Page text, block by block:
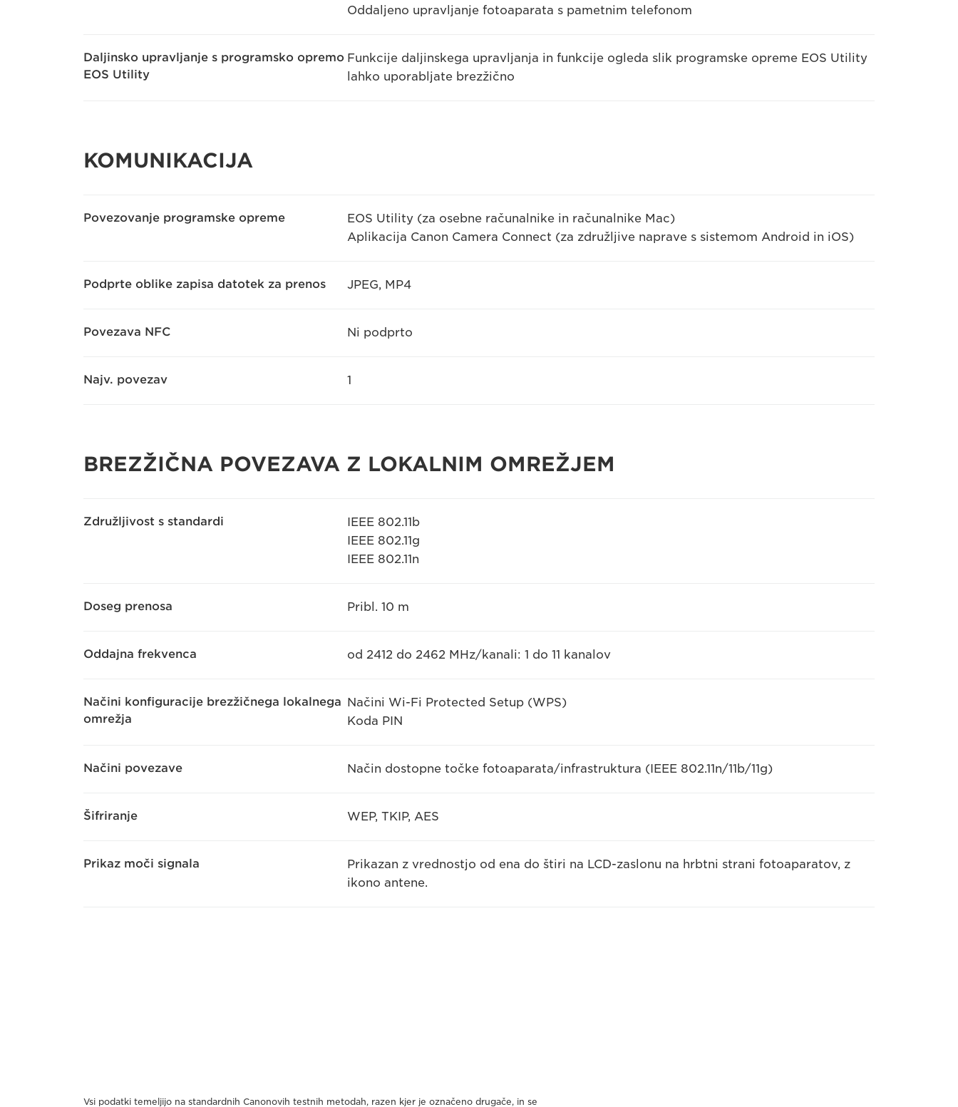
Oddaljeno upravljanje fotoaparata s pametnim telefonom
Daljinsko upravljanje s programsko opremo
EOS Utility
Funkcije daljinskega upravljanja in funkcije ogleda slik programske opreme EOS Utility
lahko uporabljate brezžično
KOMUNIKACIJA
Povezovanje programske opreme
EOS Utility (za osebne računalnike in računalnike Mac)
Aplikacija Canon Camera Connect (za združljive naprave s sistemom Android in iOS)
Podprte oblike zapisa datotek za prenos JPEG, MP4
Povezava NFC Ni podprto
Najv. povezav 1
BREZŽIČNA POVEZAVA Z LOKALNIM OMREŽJEM
Združljivost s standardi
IEEE 802.11b
IEEE 802.11g
IEEE 802.11n
Doseg prenosa Pribl. 10 m
Oddajna frekvenca od 2412 do 2462 MHz/kanali: 1 do 11 kanalov
Načini konfiguracije brezžičnega lokalnega
omrežja
Načini Wi-Fi Protected Setup (WPS)
Koda PIN
Načini povezave Način dostopne točke fotoaparata/infrastruktura (IEEE 802.11n/11b/11g)
Šifriranje WEP, TKIP, AES
Prikaz moči signala
Prikazan z vrednostjo od ena do štiri na LCD-zaslonu na hrbtni strani fotoaparatov, z
ikono antene.
Vsi podatki temeljijo na standardnih Canonovih testnih metodah, razen kjer je označeno drugače, in se